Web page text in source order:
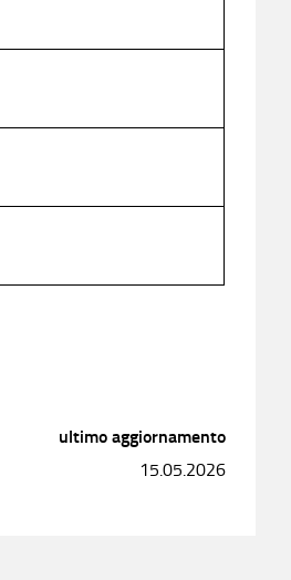
ultimo aggiornamento
15.05.2026